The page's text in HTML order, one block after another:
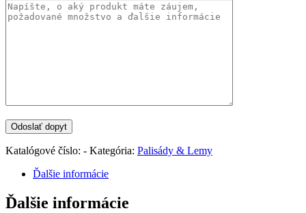
Katalógové číslo: - Kategória: Palisády & Lemy
Ďalšie informácie
Ďalšie informácie